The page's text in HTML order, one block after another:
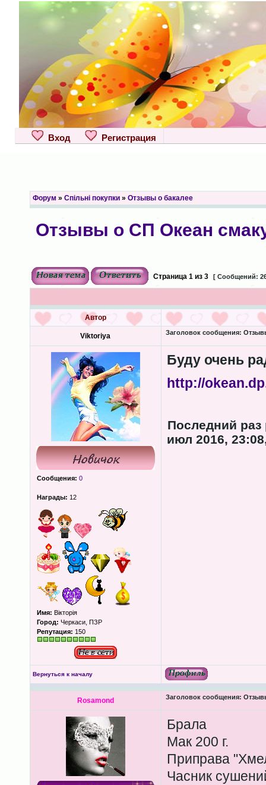
Вход Регистрация
Форум » Спільні покупки» Отзывы о бакалее
Отзывы о СП Океан
Страница 1из 3 [ Сообщений:
Автор
Viktoriya Заголовок сообщения:
Сообщения: 0
Награды: 12
Имя: Вікторія
Город: Черкаси, ПЗР
Репутация: 150
Буду очень
http://
Последний
июл 2016,
Вернуться к началу
Rosamond Заголовок сообщения:
Брала
Мак 200 г.
Приправа
Часник